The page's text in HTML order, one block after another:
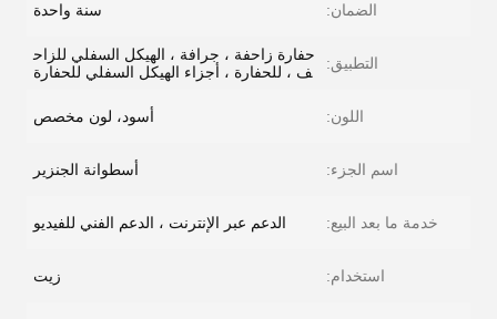
الضمان: سنة واحدة
التطبيق:
حفارة زاحفة ، جرافة ، الهيكل السفلي للزاح
ف ، للحفارة ، أجزاء الهيكل السفلي للحفارة
اللون: أسود، لون مخصص
اسم الجزء: أسطوانة الجنزير
خدمة ما بعد البيع: الدعم عبر الإنترنت ، الدعم الفني للفيديو
استخدام: زيت